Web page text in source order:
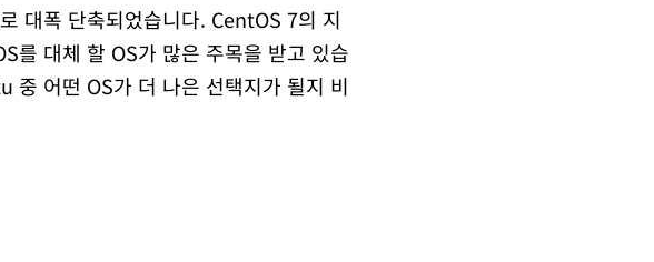
대폭 단축되었습니다. CentOS 7의 지
를 대체 할 OS가 많은 주목을 받고 있습
어떤 OS가 더 나은 선택지가 될지 비